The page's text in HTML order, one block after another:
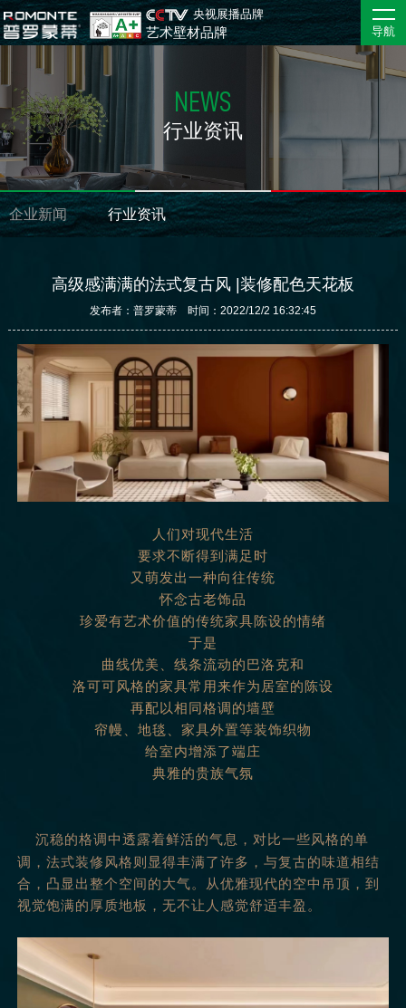
央视展播品牌
艺术壁材品牌 导航
NEWS
行业资讯
企业新闻 行业资讯
高级感满满的法式复古风 |装修配色天花板
发布者：普罗蒙蒂 时间：2022/12/2 16:32:45
人们对现代生活
要求不断得到满足时
又萌发出一种向往传统
怀念古老饰品
珍爱有艺术价值的传统家具陈设的情绪
于是
曲线优美、线条流动的巴洛克和
洛可可风格的家具常用来作为居室的陈设
再配以相同格调的墙壁
帘幔、地毯、家具外置等装饰织物
给室内增添了端庄
典雅的贵族气氛
沉稳的格调中透露着鲜活的气息，对比一些风格的单
调，法式装修风格则显得丰满了许多，与复古的味道相结
合，凸显出整个空间的大气。从优雅现代的空中吊顶，到
视觉饱满的厚质地板，无不让人感觉舒适丰盈。